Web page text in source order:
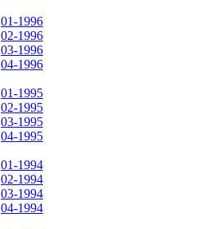
01-1996
02-1996
03-1996
04-1996
01-1995
02-1995
03-1995
04-1995
01-1994
02-1994
03-1994
04-1994